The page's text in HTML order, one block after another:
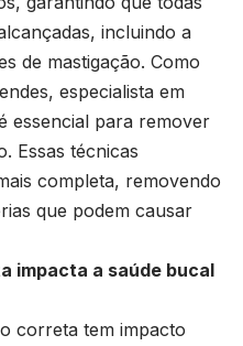
incluindo a
de mastigação. Como
especialista em
essencial para remover
Essas técnicas
completa, removendo
que podem causar
impacta a saúde bucal
correta tem impacto